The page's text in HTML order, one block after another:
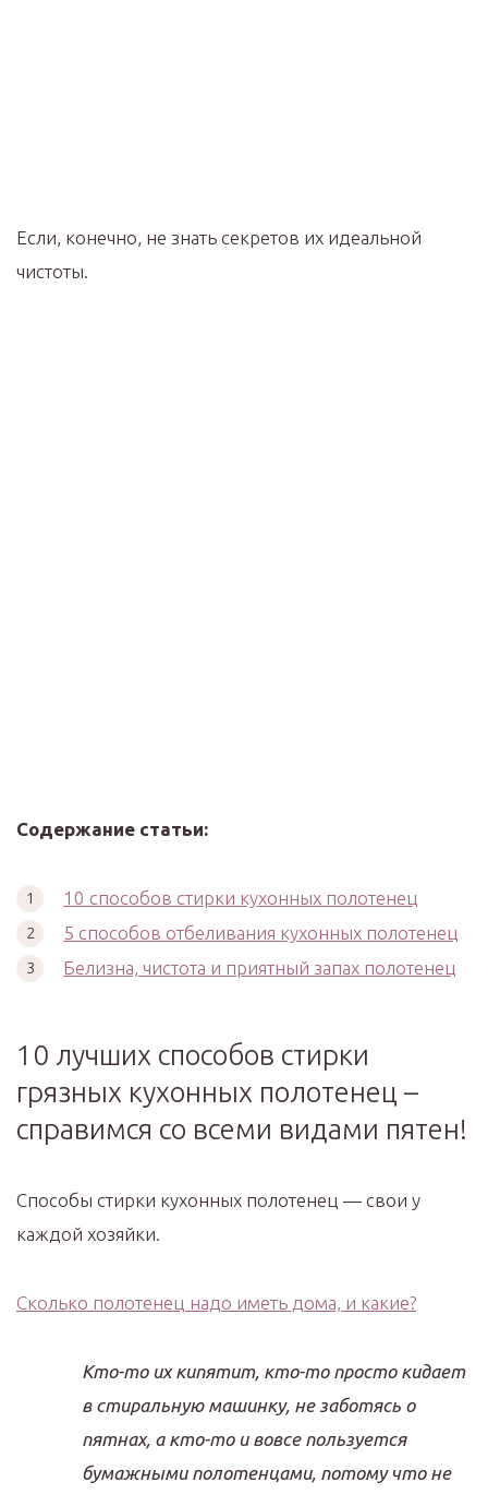
Если, конечно, не знать секретов их идеальной
чистоты.
Содержание статьи:
10 способов стирки кухонных полотенец
5 способов отбеливания кухонных полотенец
Белизна, чистота и приятный запах полотенец
10 лучших способов стирки
грязных кухонных полотенец –
справимся со всеми видами пятен!
Способы стирки кухонных полотенец — свои у
каждой хозяйки.
Сколько полотенец надо иметь дома, и какие?
Кто-то их кипятит, кто-то просто кидает
в стиральную машинку, не заботясь о
пятнах, а кто-то и вовсе пользуется
бумажными полотенцами, потому что не